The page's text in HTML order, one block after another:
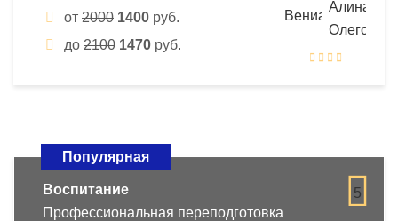
от 2000 1400 руб.
до 2100 1470 руб.
Популярная
5
Воспитание
Профессиональная переподготовка